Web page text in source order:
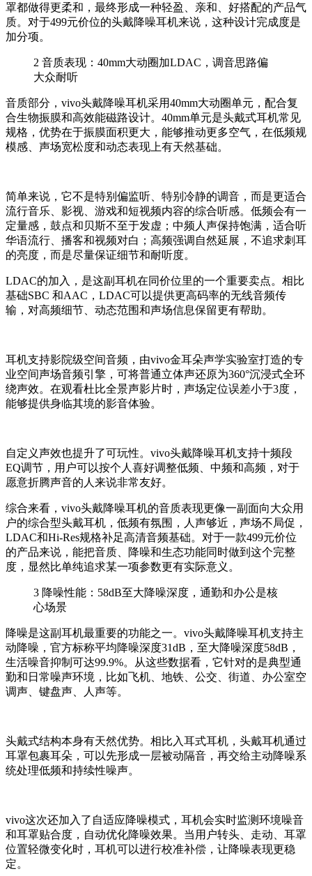
罩都做得更柔和，最终形成一种轻盈、亲和、好搭配的产品气
质。对于499元价位的头戴降噪耳机来说，这种设计完成度是
加分项。
2 音质表现：40mm大动圈加LDAC，调音思路偏
大众耐听
音质部分，vivo头戴降噪耳机采用40mm大动圈单元，配合复
合生物振膜和高效能磁路设计。40mm单元是头戴式耳机常见
规格，优势在于振膜面积更大，能够推动更多空气，在低频规
模感、声场宽松度和动态表现上有天然基础。
简单来说，它不是特别偏监听、特别冷静的调音，而是更适合
流行音乐、影视、游戏和短视频内容的综合听感。低频会有一
定量感，鼓点和贝斯不至于发虚；中频人声保持饱满，适合听
华语流行、播客和视频对白；高频强调自然延展，不追求刺耳
的亮度，而是尽量保证细节和耐听度。
LDAC的加入，是这副耳机在同价位里的一个重要卖点。相比
基础SBC 和AAC，LDAC可以提供更高码率的无线音频传
输，对高频细节、动态范围和声场信息保留更有帮助。
耳机支持影院级空间音频，由vivo金耳朵声学实验室打造的专
业空间声场音频引擎，可将普通立体声还原为360°沉浸式全环
绕声效。在观看杜比全景声影片时，声场定位误差小于3度，
能够提供身临其境的影音体验。
自定义声效也提升了可玩性。vivo头戴降噪耳机支持十频段
EQ调节，用户可以按个人喜好调整低频、中频和高频，对于
愿意折腾声音的人来说非常友好。
综合来看，vivo头戴降噪耳机的音质表现更像一副面向大众用
户的综合型头戴耳机，低频有氛围，人声够近，声场不局促，
LDAC和Hi-Res规格补足高清音频基础。对于一款499元价位
的产品来说，能把音质、降噪和生态功能同时做到这个完整
度，显然比单纯追求某一项参数更有实际意义。
3 降噪性能：58dB至大降噪深度，通勤和办公是核
心场景
降噪是这副耳机最重要的功能之一。vivo头戴降噪耳机支持主
动降噪，官方标称平均降噪深度31dB，至大降噪深度58dB，
生活噪音抑制可达99.9%。从这些数据看，它针对的是典型通
勤和日常噪声环境，比如飞机、地铁、公交、街道、办公室空
调声、键盘声、人声等。
头戴式结构本身有天然优势。相比入耳式耳机，头戴耳机通过
耳罩包裹耳朵，可以先形成一层被动隔音，再交给主动降噪系
统处理低频和持续性噪声。
vivo这次还加入了自适应降噪模式，耳机会实时监测环境噪音
和耳罩贴合度，自动优化降噪效果。当用户转头、走动、耳罩
位置轻微变化时，耳机可以进行校准补偿，让降噪表现更稳
定。